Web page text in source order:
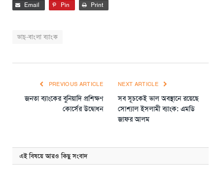
Email
Pin Print
ডাচ্-বাংলা ব্যাংক
PREVIOUS ARTICLE
জনতা ব্যাংকের বুনিয়াদি প্রশিক্ষণ
কোর্সের উদ্বোধন
NEXT ARTICLE
সব সূচকেই ভাল অবস্থানে রয়েছে
সোশ্যাল ইসলামী ব্যাংক: এমডি
জাফর আলম
এই বিষয়ে আরও কিছু সংবাদ